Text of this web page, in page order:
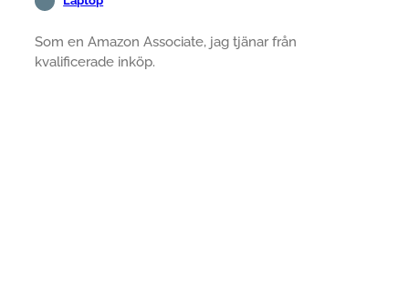
Som en Amazon Associate, jag tjänar från
kvalificerade inköp.